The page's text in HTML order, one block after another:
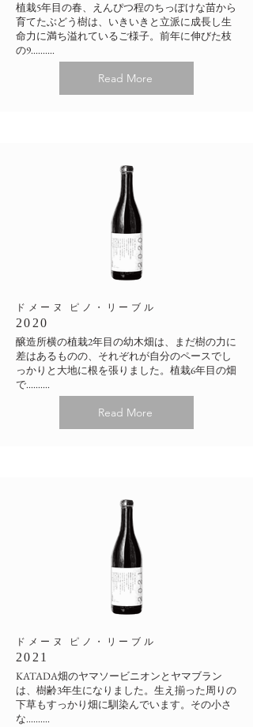
植栽5年目の春、えんぴつ程のちっぽけな苗から
育てたぶどう樹は、いきいきと立派に成長し生
命力に満ち溢れているご様子。前年に伸びた枝
の9..........
Read More
​ドメーヌ ピノ・リーブル
2020
醸造所横の植栽2年目の幼木畑は、まだ樹の力に
差はあるものの、それぞれが自分のペースでし
っかりと大地に根を張りました。植栽6年目の畑
で..........
Read More
​ドメーヌ ピノ・リーブル
2021
KATADA畑のヤマソービニオンとヤマブラン
は、樹齢3年生になりました。生え揃った周りの
下草もすっかり畑に馴染んでいます。その小さ
な..........